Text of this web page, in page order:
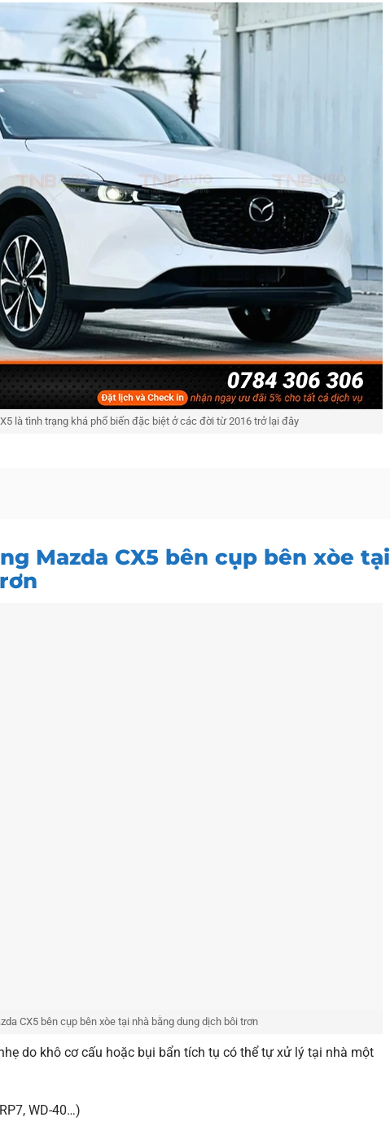
là tình trạng khá phổ biến đặc biệt ở các đời từ 2016 trở lại đây
Mazda CX5 bên cụp bên xòe tại
CX5 bên cụp bên xòe tại nhà bằng dung dịch bôi trơn
do khô cơ cấu hoặc bụi bẩn tích tụ có thể tự xử lý tại nhà một
WD-40…)